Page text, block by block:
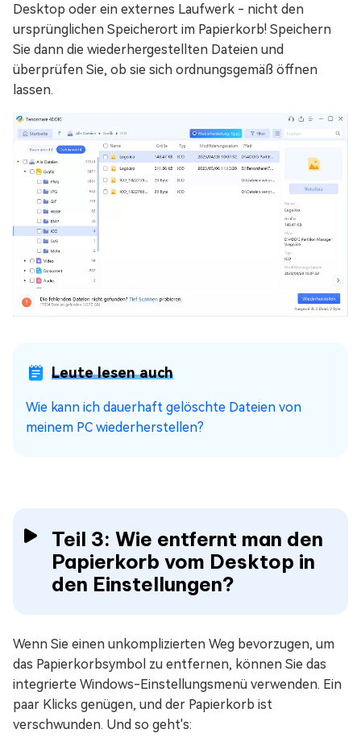
Desktop oder ein externes Laufwerk - nicht den
ursprünglichen Speicherort im Papierkorb! Speichern
Sie dann die wiederhergestellten Dateien und
überprüfen Sie, ob sie sich ordnungsgemäß öffnen
lassen.
Leute lesen auch
Wie kann ich dauerhaft gelöschte Dateien von
meinem PC wiederherstellen?
Teil 3: Wie entfernt man den
Papierkorb vom Desktop in
den Einstellungen?
Wenn Sie einen unkomplizierten Weg bevorzugen, um
das Papierkorbsymbol zu entfernen, können Sie das
integrierte Windows-Einstellungsmenü verwenden. Ein
paar Klicks genügen, und der Papierkorb ist
verschwunden. Und so geht's: